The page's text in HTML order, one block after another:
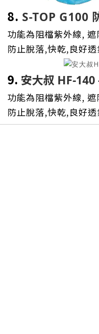
8. S-TOP G100
功能為阻檔紫外線, 遮
防止脫落,快乾,良好透
9. 安大叔 HF-140
功能為阻檔紫外線,
防止脫落,快乾,良好透